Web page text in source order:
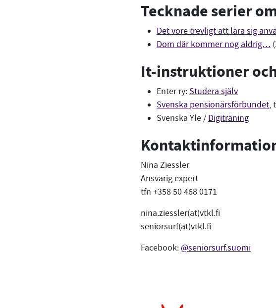
Tecknade serier
Det vore trevligt att lära sig
Dom där kommer nog aldrig…
It-instruktioner
Enter ry: Studera själv
Svenska pensionärsförbundet,
Svenska Yle / Digiträning
Nina Ziessler
Ansvarig expert
tfn +358 50 468 0171
nina.ziessler(at)vtkl.fi
seniorsurf(at)vtkl.fi
Facebook: @seniorsurf.suomi